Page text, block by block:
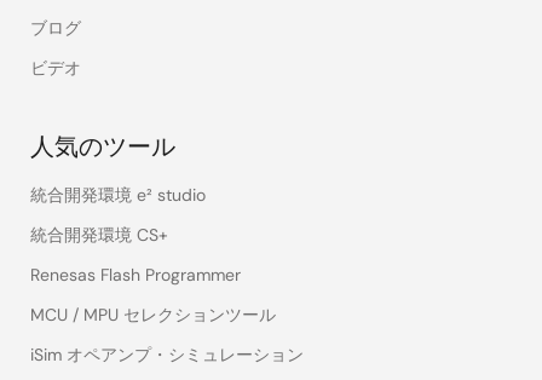
ブログ
ビデオ
人気のツール
統合開発環境 e² studio
統合開発環境 CS+
Renesas Flash Programmer
MCU / MPU セレクションツール
iSim オペアンプ・シミュレーション